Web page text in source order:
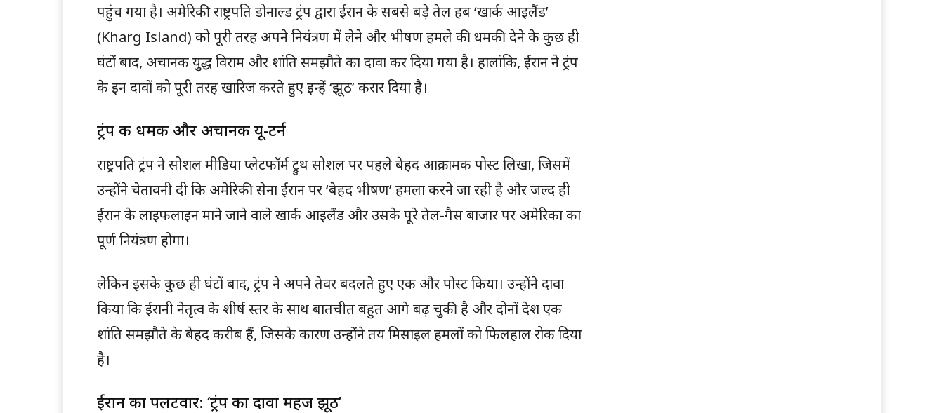
पहुंच गया है। अमेरिकी राष्ट्रपति डोनाल्ड ट्रंप द्वारा ईरान के सबसे बड़े तेल हब ‘खार्क आइलैंड’
(Kharg Island) को पूरी तरह अपने नियंत्रण में लेने और भीषण हमले की धमकी देने के कुछ ही
घंटों बाद, अचानक युद्ध विराम और शांति समझौते का दावा कर दिया गया है। हालांकि, ईरान ने ट्रंप
के इन दावों को पूरी तरह खारिज करते हुए इन्हें ‘झूठ’ करार दिया है।
ट्रंप की धमकी और अचानक यू-टर्न
राष्ट्रपति ट्रंप ने सोशल मीडिया प्लेटफॉर्म ट्रुथ सोशल पर पहले बेहद आक्रामक पोस्ट लिखा, जिसमें
उन्होंने चेतावनी दी कि अमेरिकी सेना ईरान पर ‘बेहद भीषण’ हमला करने जा रही है और जल्द ही
ईरान के लाइफलाइन माने जाने वाले खार्क आइलैंड और उसके पूरे तेल-गैस बाजार पर अमेरिका का
पूर्ण नियंत्रण होगा।
लेकिन इसके कुछ ही घंटों बाद, ट्रंप ने अपने तेवर बदलते हुए एक और पोस्ट किया। उन्होंने दावा
किया कि ईरानी नेतृत्व के शीर्ष स्तर के साथ बातचीत बहुत आगे बढ़ चुकी है और दोनों देश एक
शांति समझौते के बेहद करीब हैं, जिसके कारण उन्होंने तय मिसाइल हमलों को फिलहाल रोक दिया
है।
ईरान का पलटवार: ‘ट्रंप का दावा महज झूठ’